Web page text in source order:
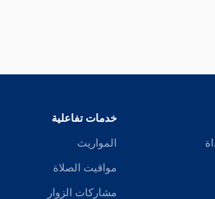
خدمات تفاعلية
المواريث
مواقيت الصلاة
مشاركات الزوار